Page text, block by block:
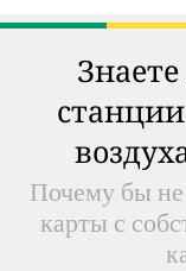
Почему бы не
карты с